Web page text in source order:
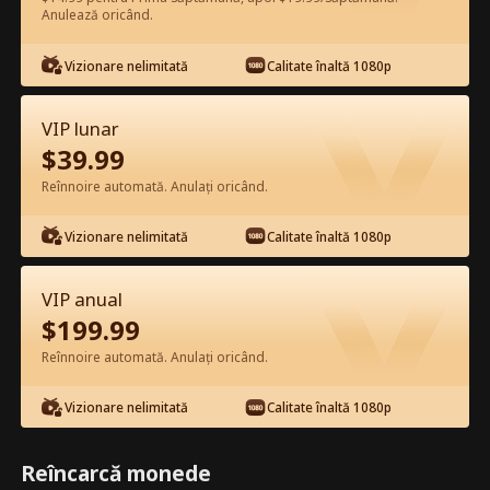
Episodul 54 - Valentinea doamnei șef
în orașul mic Film complet
0-49 50-61
54 55 57 58
Anulează oricând.
Vizionare nelimitată Calitate înaltă 1080p
VIP lunar
$39.99
Reînnoire automată. Anulați oricând.
Vizionare nelimitată Calitate înaltă 1080p
VIP anual
$199.99
Reînnoire automată. Anulați oricând.
Vizionare nelimitată Calitate înaltă 1080p
Reîncarcă monede